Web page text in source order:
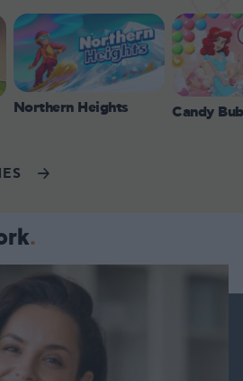
Northern Heights Candy